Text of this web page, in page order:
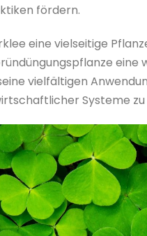
fördern.
eine vielseitige
eine
vielfältigen
Systeme